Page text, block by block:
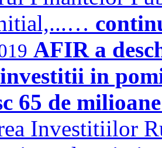
AFIR a
in
65 de
Investitiilor